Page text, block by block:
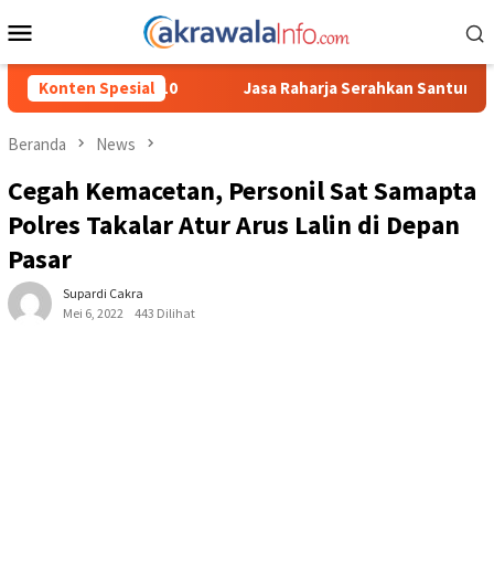
ke
Mobile
Konten Spesial
Jasa Raharja Serahkan Santunan kepada Ahli Waris
Beranda News
Cegah Kemacetan, Personil Sat Samapta
Polres Takalar Atur Arus Lalin di Depan
Pasar
Supardi Cakra
Mei 6, 2022
443 Dilihat